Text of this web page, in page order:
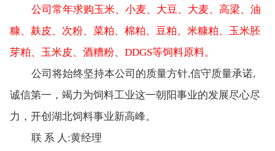
公司常年求购玉米、小麦、大豆、大麦、高梁、油
糠、麸皮、次粉、菜粕、棉粕、豆粕、米糠粕、玉米胚
芽粕、玉米皮、酒糟粉、DDGS等饲料原料。
公司将始终坚持本公司的质量方针,信守质量承诺,
诚信第一，竭力为饲料工业这一朝阳事业的发展尽心尽
力，开创湖北饲料事业新高峰。
联 系 人:黄经理